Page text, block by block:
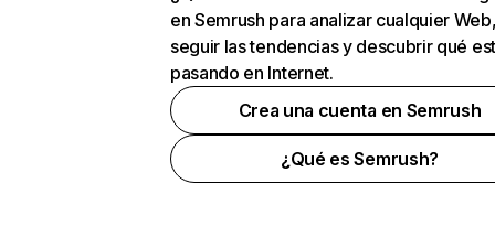
en Semrush para analizar cualquier
seguir las tendencias y descubrir qué
pasando en Internet.
Crea una cuenta en Semrush
¿Qué es Semrush?